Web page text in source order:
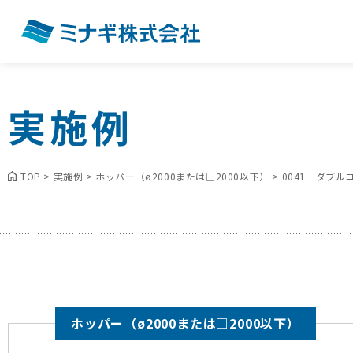
実施例
TOP > 実施例 > ホッパー（ø2000または□2000以下） > 0041 ダブルコ
ホッパー（ø2000または□2000以下）